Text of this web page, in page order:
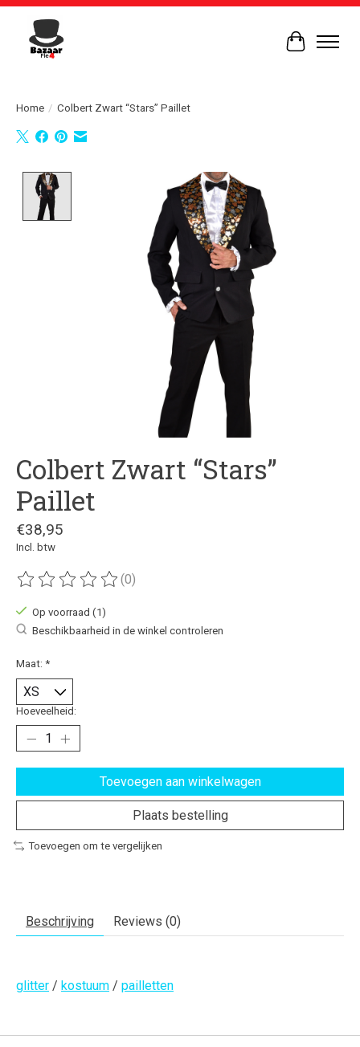
Home / Colbert Zwart “Stars” Paillet
Product image slideshow Items
Colbert Zwart “Stars”
Paillet
€38,95
Incl. btw
De beoordeling van dit product is
(0)
Op voorraad (1)
Beschikbaarheid in de winkel controleren
Maat: *
Hoeveelheid:
Toevoegen aan winkelwagen
Plaats bestelling
Toevoegen om te vergelijken
Beschrijving Reviews (0)
glitter / kostuum / pailletten